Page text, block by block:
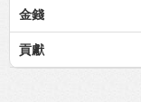
金錢
貢獻